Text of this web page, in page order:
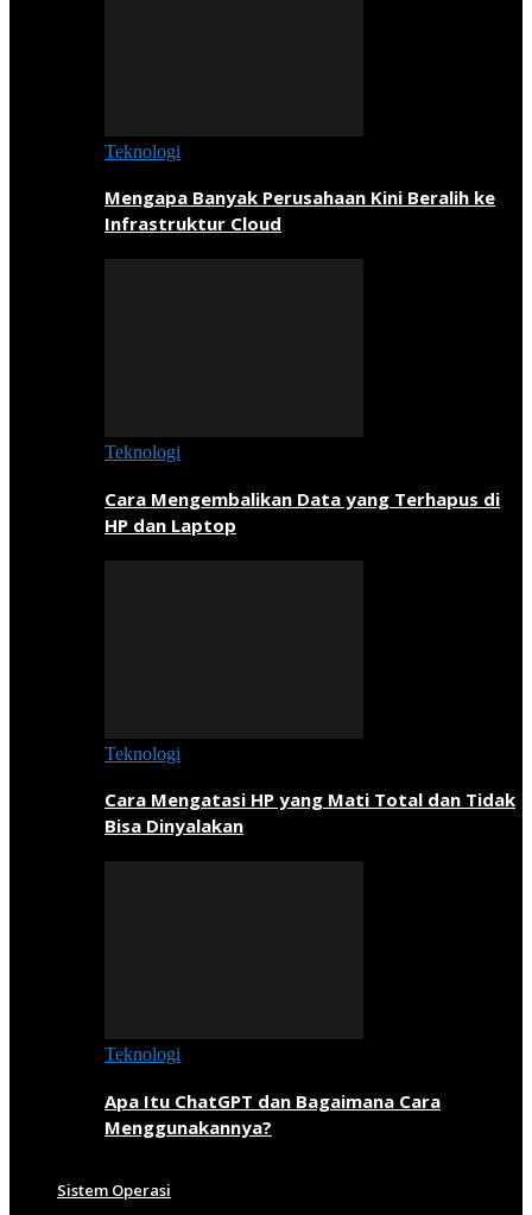
Teknologi
Mengapa Banyak Perusahaan Kini Beralih ke
Infrastruktur Cloud
Teknologi
Cara Mengembalikan Data yang Terhapus di
HP dan Laptop
Teknologi
Cara Mengatasi HP yang Mati Total dan Tidak
Bisa Dinyalakan
Teknologi
Apa Itu ChatGPT dan Bagaimana Cara
Menggunakannya?
Sistem Operasi